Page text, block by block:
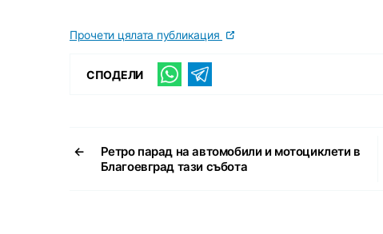
Прочети цялата публикация
СПОДЕЛИ
←
Ретро парад на автомобили и мотоциклети в
Благоевград тази събота